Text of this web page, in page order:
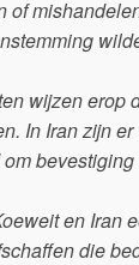
of
wijzen erop
In Iran zijn
en Iran
die